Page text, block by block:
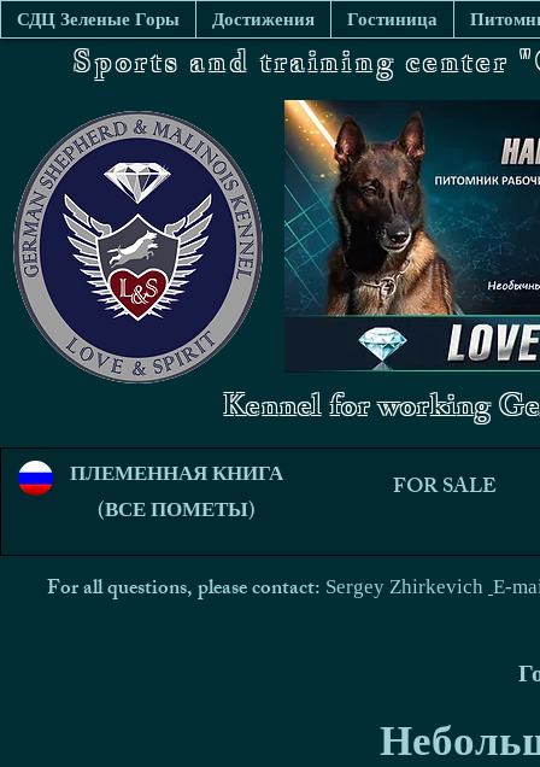
СДЦ Зеленые Горы Достижения Гостиница
Sports and training center
Kennel for working
ПЛЕМЕННАЯ КНИГА
(ВСЕ ПОМЕТЫ)
FOR SALE
For all questions, please contact: Sergey Zhirkevich E-